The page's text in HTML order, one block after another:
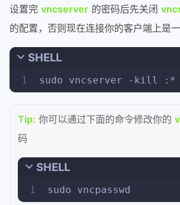
设置完 vncserver 的密码后先关闭
的配置，否则现在连接你的客户端上是
SHELL
1 sudo vncserver -kill :*
Tip: 你可以通过下面的命令修改你的
码
SHELL
1 sudo vncpasswd